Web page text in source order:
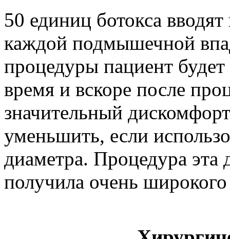
50 единиц ботокса
каждой подмышечной
процедуры пациент
время и вскоре после
значительный
уменьшить, если
диаметра. Процедура эта
получила очень